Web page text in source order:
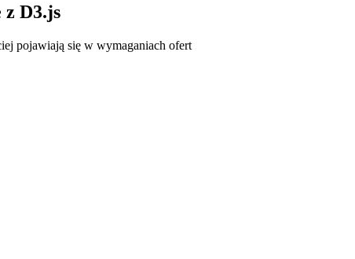
z D3.js
pojawiają się w wymaganiach ofert